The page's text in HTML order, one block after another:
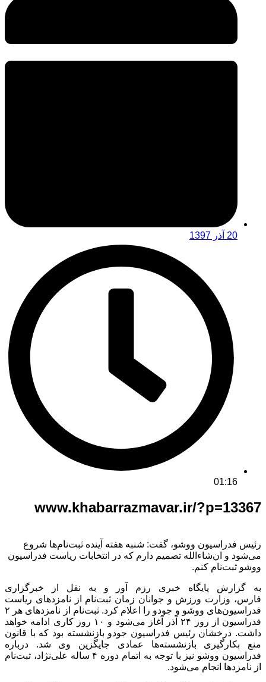
20 آذر 1397
01:16
www.khabarrazmavar.ir/?p=13367
رئیس فدراسیون ووشو، گفت: شنبه هفته آینده ثبت‌نام‌ها شروع
می‌شود و ان‌شاءالله تصمیم دارم که در انتخابات ریاست فدراسیون
ووشو ثبت‌نام کنم.
به گزارش پایگاه خبری رزم آور و به نقل از خبرگزاری
فارس، وزارت ورزش و جوانان زمان ثبت‌نام از نامزدهای ریاست
فدراسیون‌های ووشو و جودو را اعلام کرد. ثبت‌نام از نامزدهای هر ۲
فدراسیون از روز ۲۴ آذر آغاز می‌شود و ۱۰ روز کاری ادامه خواهد
داشت. درخشان رئیس فدراسیون جودو بازنشسته بود که با قانون
منع بکارگیری بازنشسته‌ها عمادی جایگزین وی شد. درباره
فدراسیون ووشو نیز با توجه به اتمام دوره ۴ ساله علی‌نژاد، ثبت‌نام
از نامزدها انجام می‌شود.